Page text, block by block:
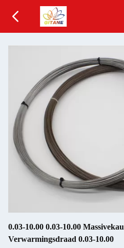
0.03-10.00 0.03-10.00
Verwarmingsdraad 0.03-10.00